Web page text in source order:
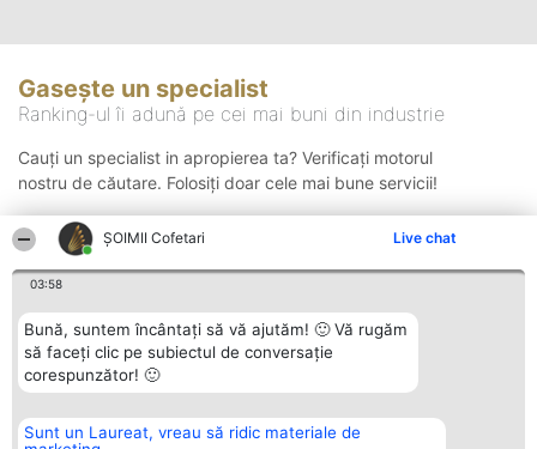
ȘOIMII Cofetari Live chat
03:58
Bună, suntem încântați să vă ajutăm! 🙂 Vă rugăm
să faceți clic pe subiectul de conversație
corespunzător! 🙂
Sunt un Laureat, vreau să ridic materiale de
Gasește un specialist
Ranking-ul îi adună pe cei mai buni din industrie
Cauți un specialist in apropierea ta? Verificați motorul
nostru de căutare. Folosiți doar cele mai bune servicii!
Organizator Ranking Plebiscyt Contact